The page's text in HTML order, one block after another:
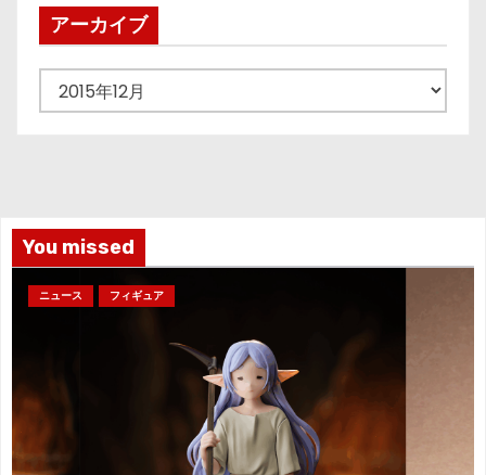
ペ
ー
ジ
アーカイブ
ー
You missed
ニュース フィギュア